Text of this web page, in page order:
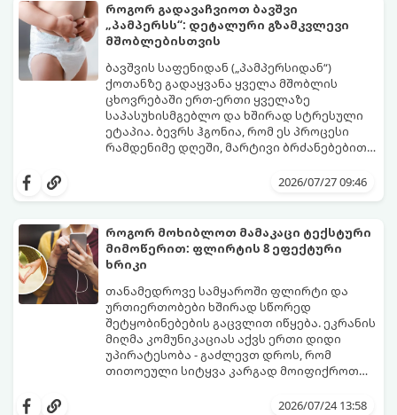
როგორ გადავაჩვიოთ ბავშვი
„პამპერსს“: დეტალური გზამკვლევი
მშობლებისთვის
ბავშვის საფენიდან („პამპერსიდან“)
ქოთანზე გადაყვანა ყველა მშობლის
ცხოვრებაში ერთ-ერთი ყველაზე
საპასუხისმგებლო და ხშირად სტრესული
ეტაპია. ბევრს ჰგონია, რომ ეს პროცესი
რამდენიმე დღეში, მარტივი ბრძანებებით
ფიზიოლოგიური და ფსიქოლოგიური
მოთმინებას მოითხოვს.
როგორ გახადოთ ეს პროცესი2026/07/27 09:46
როგორ მოხიბლოთ მამაკაცი ტექსტური
მიმოწერით: ფლირტის 8 ეფექტური
ხრიკი
თანამედროვე სამყაროში ფლირტი და
ურთიერთობები ხშირად სწორედ
შეტყობინებების გაცვლით იწყება. ეკრანის
მიღმა კომუნიკაციას აქვს ერთი დიდი
უპირატესობა - გაძლევთ დროს, რომ
თითოეული სიტყვა კარგად მოიფიქროთ
მოაცილოს და მოუთმენლად ელოდოს
2026/07/24 13:58